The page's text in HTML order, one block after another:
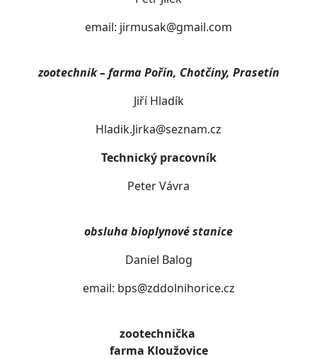
email: jirmusak@gmail.com
zootechnik – farma Pořín, Chotčiny, Prasetín
Jiří Hladík
Hladik.Jirka@seznam.cz
Technický pracovník
Peter Vávra
obsluha bioplynové stanice
Daniel Balog
email: bps@zddolnihorice.cz
zootechnička
farma Kloužovice